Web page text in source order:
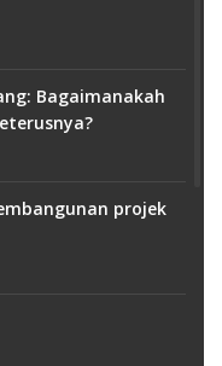
Bagaimanakah
projek